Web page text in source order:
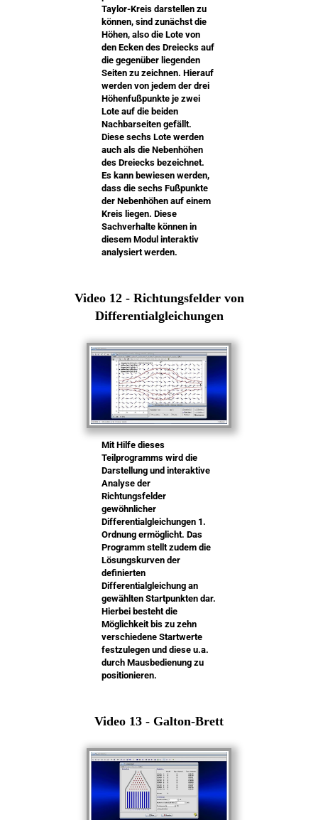
Taylor-Kreis darstellen zu
können, sind zunächst die
Höhen, also die Lote von
den Ecken des Dreiecks auf
die gegenüber liegenden
Seiten zu zeichnen. Hierauf
werden von jedem der drei
Höhenfußpunkte je zwei
Lote auf die beiden
Nachbarseiten gefällt.
Diese sechs Lote werden
auch als die Nebenhöhen
des Dreiecks bezeichnet.
Es kann bewiesen werden,
dass die sechs Fußpunkte
der Nebenhöhen auf einem
Kreis liegen. Diese
Sachverhalte können in
diesem Modul interaktiv
analysiert werden.
Video 12 - Richtungsfelder von
Differentialgleichungen
Mit Hilfe dieses
Teilprogramms wird die
Darstellung und interaktive
Analyse der
Richtungsfelder
gewöhnlicher
Differentialgleichungen 1.
Ordnung ermöglicht. Das
Programm stellt zudem die
Lösungskurven der
definierten
Differentialgleichung an
gewählten Startpunkten dar.
Hierbei besteht die
Möglichkeit bis zu zehn
verschiedene Startwerte
festzulegen und diese u.a.
durch Mausbedienung zu
positionieren.
Video 13 - Galton-Brett